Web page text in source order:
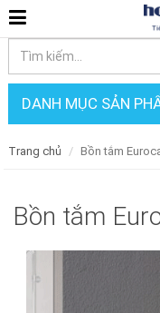
DANH MỤC SẢN
Trang chủ Bồn tắm
Bồn tắm